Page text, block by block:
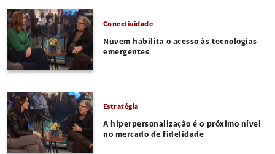
Conectividade
Nuvem habilita o acesso às tecnologias
emergentes
Estratégia
A hiperpersonalização é o próximo nível
no mercado de fidelidade